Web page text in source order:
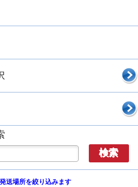
検索
送場所を絞り込みます